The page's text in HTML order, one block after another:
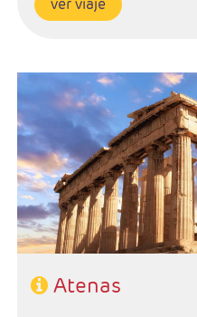
ver viaje
Salidas Diarias
Ruta: 2 noches (ampliables) en
Régimen: A elección del cliente
Hoteles: Elegir entre 3* , 4* y 5*
Atenas